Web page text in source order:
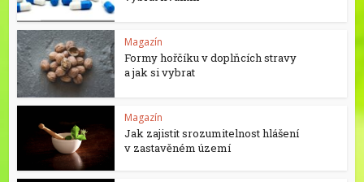
Magazín
Formy hořčíku v doplňcích stravy
a jak si vybrat
Magazín
Jak zajistit srozumitelnost hlášení
v zastavěném území